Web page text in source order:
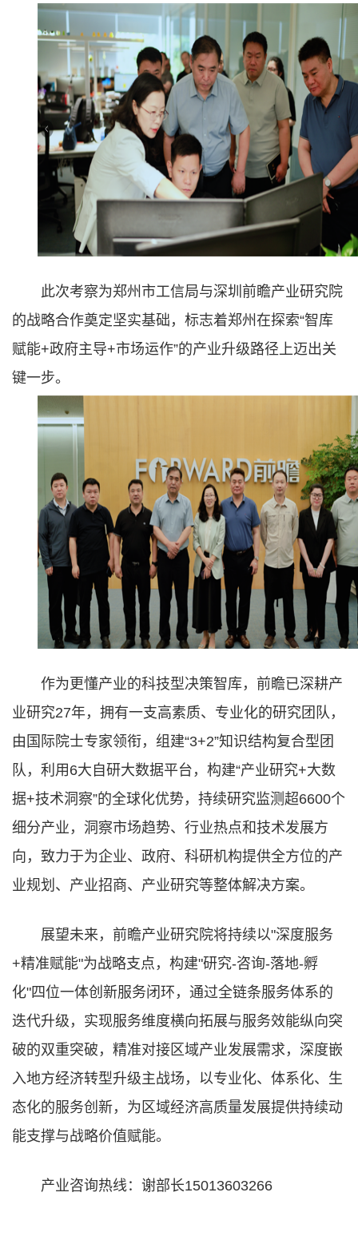
此次考察为郑州市工信局与深圳前瞻产业研究院
的战略合作奠定坚实基础，标志着郑州在探索“智库
赋能+政府主导+市场运作”的产业升级路径上迈出关
键一步。
作为更懂产业的科技型决策智库，前瞻已深耕产
业研究27年，拥有一支高素质、专业化的研究团队，
由国际院士专家领衔，组建“3+2”知识结构复合型团
队，利用6大自研大数据平台，构建“产业研究+大数
据+技术洞察”的全球化优势，持续研究监测超6600个
细分产业，洞察市场趋势、行业热点和技术发展方
向，致力于为企业、政府、科研机构提供全方位的产
业规划、产业招商、产业研究等整体解决方案。
展望未来，前瞻产业研究院将持续以"深度服务
+精准赋能"为战略支点，构建"研究-咨询-落地-孵
化"四位一体创新服务闭环，通过全链条服务体系的
迭代升级，实现服务维度横向拓展与服务效能纵向突
破的双重突破，精准对接区域产业发展需求，深度嵌
入地方经济转型升级主战场，以专业化、体系化、生
态化的服务创新，为区域经济高质量发展提供持续动
能支撑与战略价值赋能。
产业咨询热线：谢部长15013603266